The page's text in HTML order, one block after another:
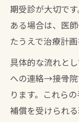
夜間受
接骨院
費用負担を
接骨院
保険を
接骨院
期受診が大切で
ある場合は、医
たうえで治療計画
具体的な流れと
への連絡→接骨
ります。これら
補償を受けられる